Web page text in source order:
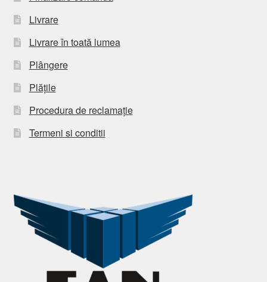
Livrare
Livrare în toată lumea
Plângere
Plățile
Procedura de reclamație
Termeni si conditii